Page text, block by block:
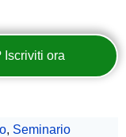
Iscriviti ora
, Seminario